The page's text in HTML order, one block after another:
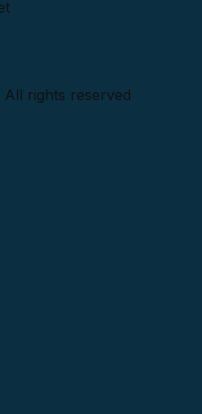
rights reserved